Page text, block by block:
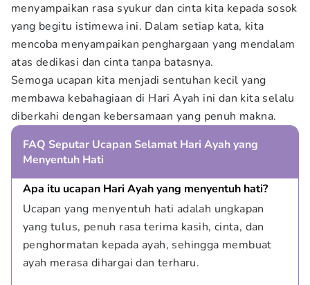
menyampaikan rasa syukur dan cinta kita kepada sosok
yang begitu istimewa ini. Dalam setiap kata, kita
mencoba menyampaikan penghargaan yang mendalam
atas dedikasi dan cinta tanpa batasnya.
Semoga ucapan kita menjadi sentuhan kecil yang
membawa kebahagiaan di Hari Ayah ini dan kita selalu
diberkahi dengan kebersamaan yang penuh makna.
FAQ Seputar Ucapan Selamat Hari Ayah yang
Menyentuh Hati
Apa itu ucapan Hari Ayah yang menyentuh hati?
Ucapan yang menyentuh hati adalah ungkapan
yang tulus, penuh rasa terima kasih, cinta, dan
penghormatan kepada ayah, sehingga membuat
ayah merasa dihargai dan terharu.